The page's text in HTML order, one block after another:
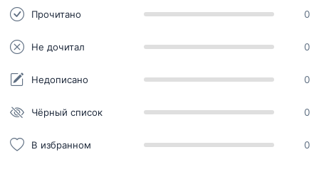
Прочитано 0
Не дочитал 0
Недописано 0
Чёрный список 0
В избранном 0